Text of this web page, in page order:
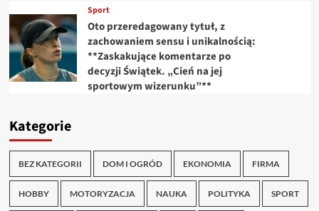
Sport
Oto przeredagowany tytuł, z
zachowaniem sensu i unikalnością:
**Zaskakujące komentarze po
decyzji Świątek. „Cień na jej
sportowym wizerunku”**
Kategorie
BEZ KATEGORII DOM I OGRÓD EKONOMIA FIRMA
HOBBY MOTORYZACJA NAUKA POLITYKA SPORT